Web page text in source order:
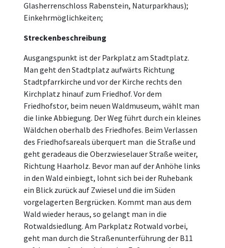
Glasherrenschloss Rabenstein, Naturparkhaus);
Einkehrmöglichkeiten;
Streckenbeschreibung
Ausgangspunkt ist der Parkplatz am Stadtplatz.
Man geht den Stadtplatz aufwärts Richtung
Stadtpfarrkirche und vor der Kirche rechts den
Kirchplatz hinauf zum Friedhof. Vor dem
Friedhofstor, beim neuen Waldmuseum, wählt man
die linke Abbiegung. Der Weg führt durch ein kleines
Wäldchen oberhalb des Friedhofes. Beim Verlassen
des Friedhofsareals überquert man die Straße und
geht geradeaus die Oberzwieselauer Straße weiter,
Richtung Haarholz. Bevor man auf der Anhöhe links
in den Wald einbiegt, lohnt sich bei der Ruhebank
ein Blick zurück auf Zwiesel und die im Süden
vorgelagerten Bergrücken. Kommt man aus dem
Wald wieder heraus, so gelangt man in die
Rotwaldsiedlung. Am Parkplatz Rotwald vorbei,
geht man durch die Straßenunterführung der B11